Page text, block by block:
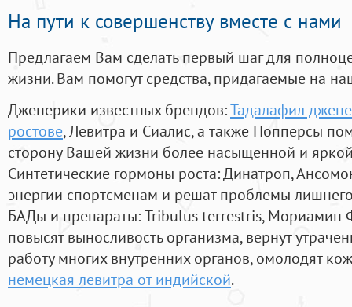
На пути к совершенству вместе с нами
Предлагаем Вам сделать первый шаг для
жизни. Вам помогут средства, придагаемые на
Дженерики известных брендов:Тадалафил
ростове, Левитра и Сиалис, а также Попперсы
сторону Вашей жизни более насыщенной и
Синтетические гормоны роста: Динатроп,
энергии спортсменам и решат проблемы
БАДы и препараты:Tribulus terrestris, Мориамин
повысят выносливость организма, вернут
работу многих внутренних органов, омолодят
немецкая левитра от индийской.